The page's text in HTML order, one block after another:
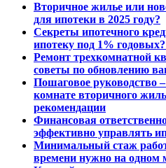
Вторичное жилье или
для ипотеки в 2025 году?
Секреты ипотечного
ипотеку под 1%
Ремонт трехкомнатной
советы по обновлению
Пошаговое руководство
комнате вторичного
рекомендации
Финансовая
эффективно управлять
Минимальный стаж
времени нужно на одном